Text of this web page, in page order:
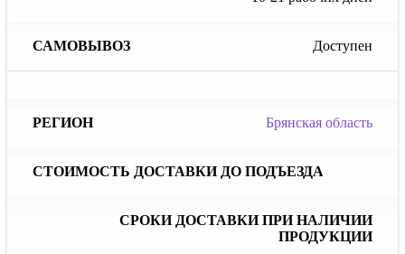
Доступен
Брянская область